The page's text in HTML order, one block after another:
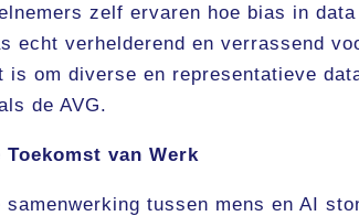
zelf ervaren hoe bias in
echt verhelderend en verrassend
is om diverse en representatieve
de AVG.
Toekomst van Werk
samenwerking tussen mens en AI